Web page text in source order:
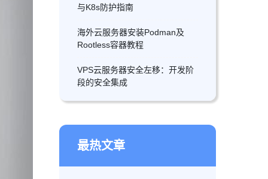
与K8s防护指南
海外云服务器安装Podman及
Rootless容器教程
VPS云服务器安全左移：开发阶
段的安全集成
最热文章